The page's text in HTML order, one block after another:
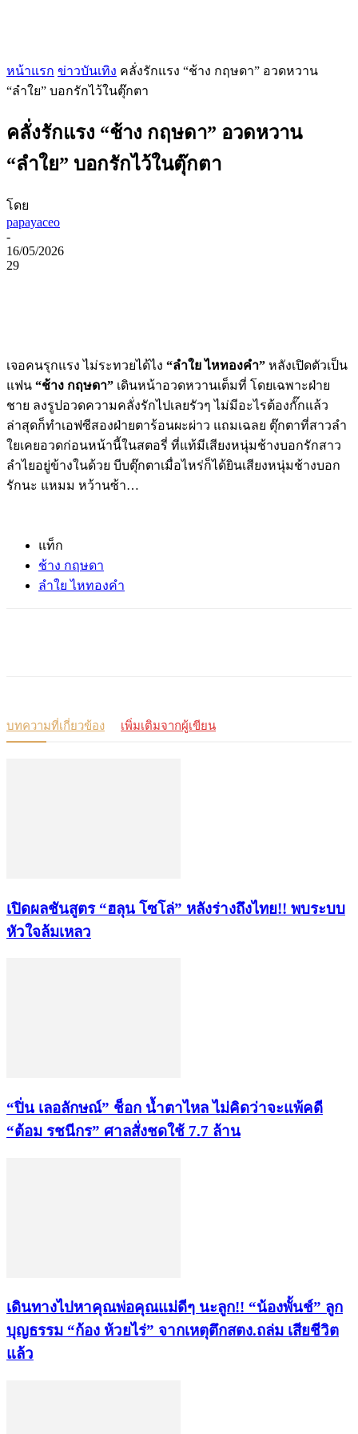
หน้าแรก ข่าวบันเทิง คลั่งรักแรง “ช้าง กฤษดา” อวดหวาน
“ลำใย” บอกรักไว้ในตุ๊กตา
คลั่งรักแรง “ช้าง กฤษดา” อวดหวาน
“ลำใย” บอกรักไว้ในตุ๊กตา
โดย
papayaceo
-
16/05/2026
29
เจอคนรุกแรง ไม่ระทวยได้ไง “ลำใย ไหทองคำ” หลังเปิดตัวเป็น
แฟน “ช้าง กฤษดา” เดินหน้าอวดหวานเต็มที่ โดยเฉพาะฝ่าย
ชาย ลงรูปอวดความคลั่งรักไปเลยรัวๆ ไม่มีอะไรต้องกั๊กแล้ว
ล่าสุดก็ทำเอฟซีสองฝ่ายตาร้อนผะผ่าว แถมเฉลย ตุ๊กตาที่สาวลำ
ใยเคยอวดก่อนหน้านี้ในสตอรี่ ที่แท้มีเสียงหนุ่มช้างบอกรักสาว
ลำไยอยู่ข้างในด้วย บีบตุ๊กตาเมื่อไหร่ก็ได้ยินเสียงหนุ่มช้างบอก
รักนะ แหมม หว้านซ้า…
แท็ก
ช้าง กฤษดา
ลำใย ไหทองคำ
บทความที่เกี่ยวข้อง เพิ่มเติมจากผู้เขียน
เปิดผลชันสูตร “ฮลุน โซโล่” หลังร่างถึงไทย!! พบระบบ
หัวใจล้มเหลว
“ปิ่น เลอลักษณ์” ช็อก น้ำตาไหล ไม่คิดว่าจะแพ้คดี
“ต้อม รชนีกร” ศาลสั่งชดใช้ 7.7 ล้าน
เดินทางไปหาคุณพ่อคุณแม่ดีๆ นะลูก!! “น้องพั้นช์” ลูก
บุญธรรม “ก้อง ห้วยไร่” จากเหตุตึกสตง.ถล่ม เสียชีวิต
แล้ว